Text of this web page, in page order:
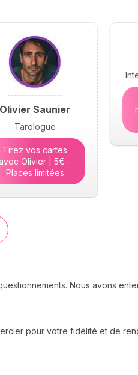
Olivier Saunier
Tarologue
Tirez vos cartes
Olivier | 5€ -
Places limitées
Nous avons
pour votre fidélité et de